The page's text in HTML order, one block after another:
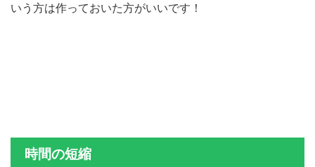
いう方は作っておいた方がいいです！
時間の短縮